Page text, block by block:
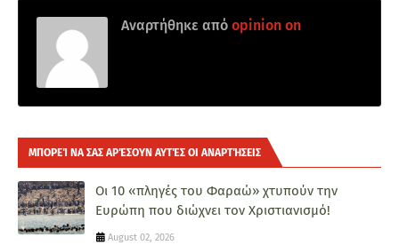
Αναρτήθηκε από opinion on
ΜΠΟΡΕΊ ΝΑ ΣΑΣ ΑΡΈΣΟΥΝ ΑΥΤΈΣ ΟΙ ΑΝΑΡΤΉΣΕΙΣ
Οι 10 «πληγές του Φαραώ» χτυπούν την
Ευρώπη που διώχνει τον Χριστιανισμό!
August 02, 2026